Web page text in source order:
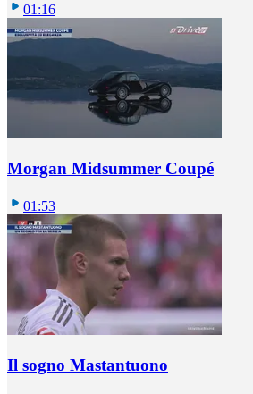
01:16
Morgan Midsummer Coupé
01:53
Il sogno Mastantuono